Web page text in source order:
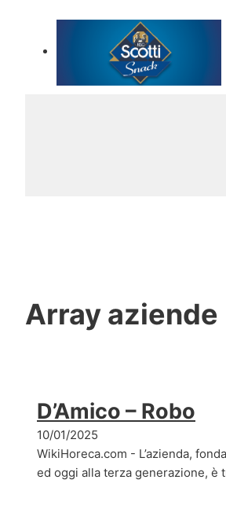
Array aziende
D’Amico – Robo
10/01/2025
WikiHoreca.com - L’azienda,
ed oggi alla terza generazione, è